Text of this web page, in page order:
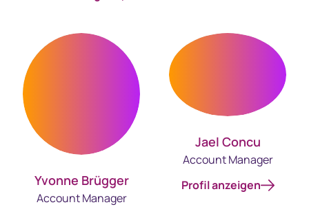
Yvonne Brügger
Account Manager
Jael Concu
Account Manager
Profil anzeigen